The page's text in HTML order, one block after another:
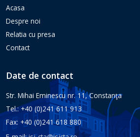
Acasa
Despre noi
Relatia cu presa
Contact
Date de contact
Str. Mihai Eminescu nr. 11, Constanţa
Tel.: +40 (0)241 611 913
Fax: +40 (0)241 618 880